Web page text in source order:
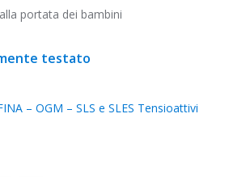
portata dei bambini
testato
– OGM – SLS e SLES Tensioattivi